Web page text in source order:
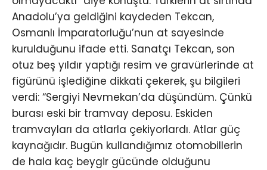
Anadolu’ya geldiğini kaydeden Tekcan,
Osmanlı İmparatorluğu’nun at sayesinde
kurulduğunu ifade etti. Sanatçı Tekcan, son
otuz beş yıldır yaptığı resim ve gravürlerinde at
figürünü işlediğine dikkati çekerek, şu bilgileri
verdi: “Sergiyi Nevmekan’da düşündüm. Çünkü
burası eski bir tramvay deposu. Eskiden
tramvayları da atlarla çekiyorlardı. Atlar güç
kaynağıdır. Bugün kullandığımız otomobillerin
de hala kaç beygir gücünde olduğunu